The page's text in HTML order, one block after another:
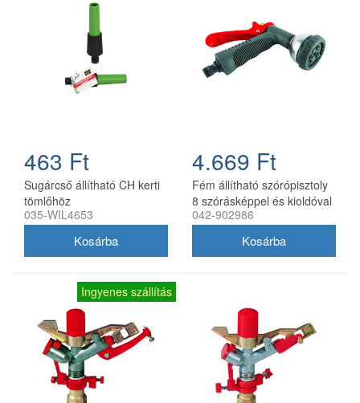
463 Ft
Sugárcső állítható CH kerti
tömlőhöz
035-WIL4653
4.669 Ft
Fém állítható szórópisztoly
8 szórásképpel és kioldóval
042-902986
Ingyenes szállítás